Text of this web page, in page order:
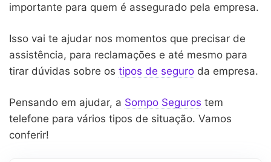
importante para quem é assegurado pela empresa.
Isso vai te ajudar nos momentos que precisar de
assistência, para reclamações e até mesmo para
tirar dúvidas sobre os tipos de seguro da empresa.
Pensando em ajudar, a Sompo Seguros tem
telefone para vários tipos de situação. Vamos
conferir!